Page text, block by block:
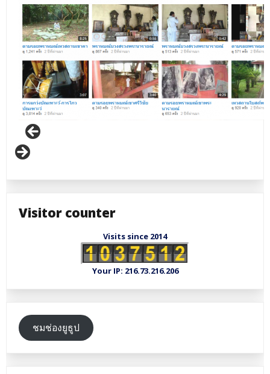
Visitor counter
Visits since 2014
Your IP: 216.73.216.206
ชมช่องยูธูป